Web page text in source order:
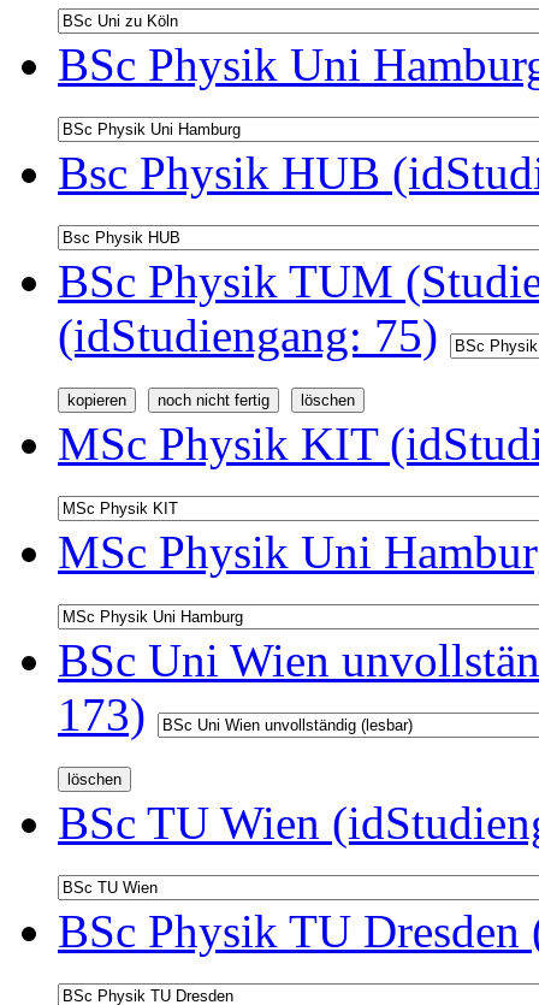
BSc Physik Uni
Bsc Physik HUB
BSc Physik TUM
(idStudiengang: 75)
MSc Physik KIT
MSc Physik Uni
BSc Uni Wien
173)
BSc TU Wien
BSc Physik TU